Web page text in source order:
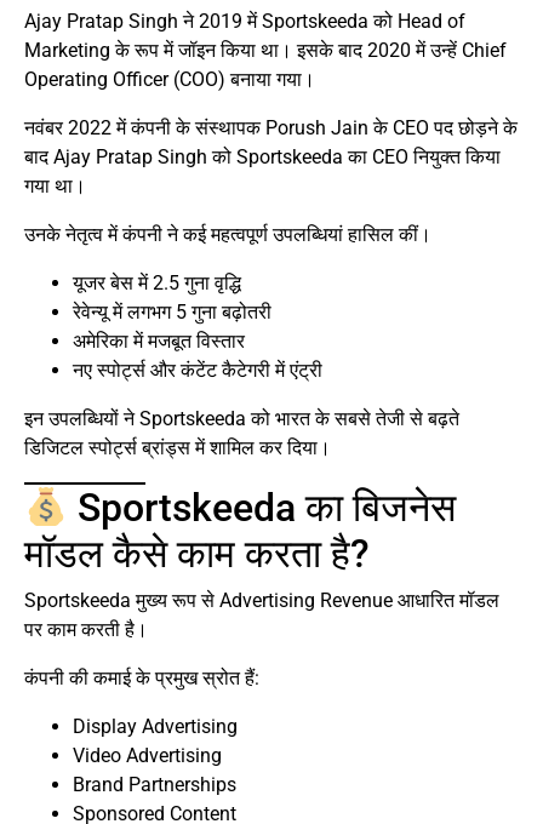
Ajay Pratap Singh ने 2019 में Sportskeeda को Head of
Marketing के रूप में जॉइन किया था। इसके बाद 2020 में उन्हें Chief
Operating Officer (COO) बनाया गया।
नवंबर 2022 में कंपनी के संस्थापक Porush Jain के CEO पद छोड़ने के
बाद Ajay Pratap Singh को Sportskeeda का CEO नियुक्त किया
गया था।
उनके नेतृत्व में कंपनी ने कई महत्वपूर्ण उपलब्धियां हासिल कीं।
यूजर बेस में 2.5 गुना वृद्धि
रेवेन्यू में लगभग 5 गुना बढ़ोतरी
अमेरिका में मजबूत विस्तार
नए स्पोर्ट्स और कंटेंट कैटेगरी में एंट्री
इन उपलब्धियों ने Sportskeeda को भारत के सबसे तेजी से बढ़ते
डिजिटल स्पोर्ट्स ब्रांड्स में शामिल कर दिया।
Sportskeeda का बिजनेस
मॉडल कैसे काम करता है?
Sportskeeda मुख्य रूप से Advertising Revenue आधारित मॉडल
पर काम करती है।
कंपनी की कमाई के प्रमुख स्रोत हैं:
Display Advertising
Video Advertising
Brand Partnerships
Sponsored Content